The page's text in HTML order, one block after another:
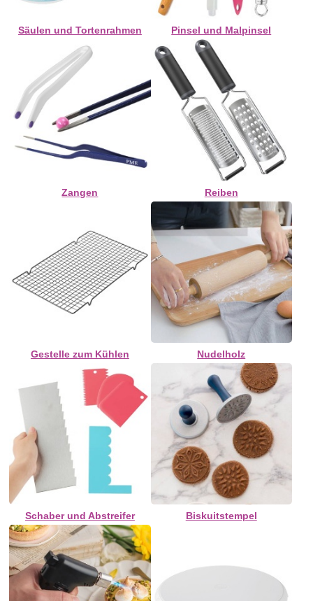
Säulen und Tortenrahmen Pinsel und Malpinsel
Zangen Reiben
Gestelle zum Kühlen Nudelholz
Schaber und Abstreifer Biskuitstempel